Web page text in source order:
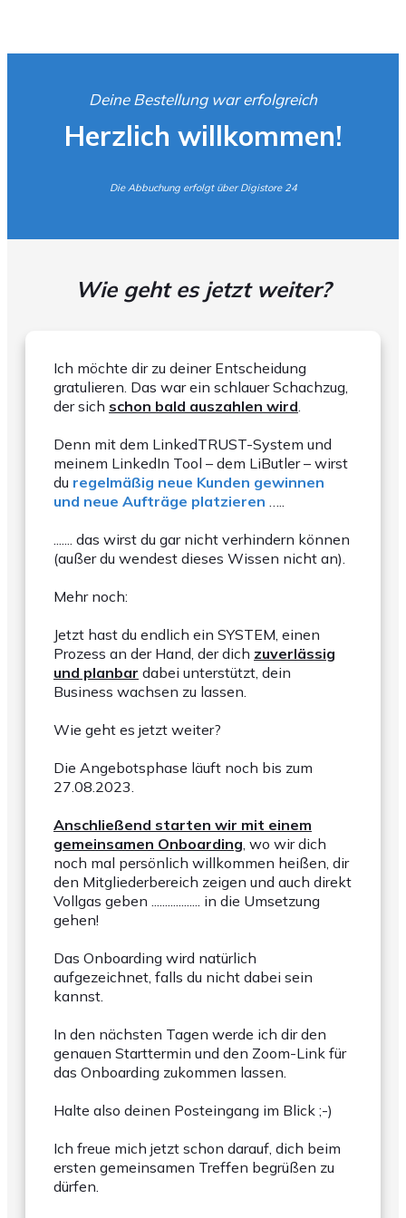
Deine Bestellung war erfolgreich
Herzlich willkommen!
Die Abbuchung erfolgt über Digistore 24
Wie geht es jetzt weiter?
Ich möchte dir zu deiner Entscheidung
gratulieren. Das war ein schlauer Schachzug,
der sich schon bald auszahlen wird.
Denn mit dem LinkedTRUST-System und
meinem LinkedIn Tool – dem LiButler – wirst
du regelmäßig neue Kunden gewinnen
und neue Aufträge platzieren …..
....... das wirst du gar nicht verhindern können
(außer du wendest dieses Wissen nicht an).
Mehr noch:
Jetzt hast du endlich ein SYSTEM, einen
Prozess an der Hand, der dich zuverlässig
und planbar dabei unterstützt, dein
Business wachsen zu lassen.
Wie geht es jetzt weiter?
Die Angebotsphase läuft noch bis zum
27.08.2023.
Anschließend starten wir mit einem
gemeinsamen Onboarding, wo wir dich
noch mal persönlich willkommen heißen, dir
den Mitgliederbereich zeigen und auch direkt
Vollgas geben .................. in die Umsetzung
gehen!
Das Onboarding wird natürlich
aufgezeichnet, falls du nicht dabei sein
kannst.
In den nächsten Tagen werde ich dir den
genauen Starttermin und den Zoom-Link für
das Onboarding zukommen lassen.
Halte also deinen Posteingang im Blick ;-)
Ich freue mich jetzt schon darauf, dich beim
ersten gemeinsamen Treffen begrüßen zu
dürfen.